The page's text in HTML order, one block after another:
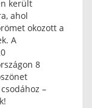
került
ahol
okozott a
A
8
–